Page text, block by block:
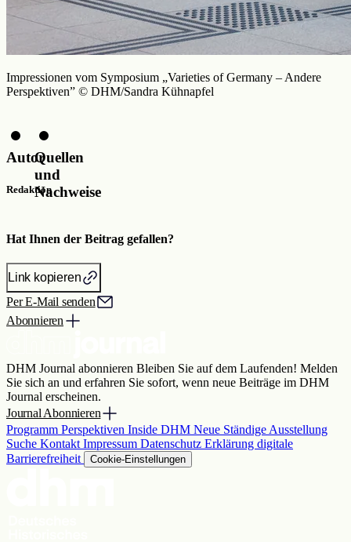
Impressionen vom Symposium „Varieties of Germany – Andere
Perspektiven” © DHM/Sandra Kühnapfel
Autor
Redaktion
Quellen
und
Nachweise
Hat Ihnen der Beitrag gefallen?
Link kopieren
Per E-Mail senden
Abonnieren
DHM Journal abonnieren Bleiben Sie auf dem Laufenden! Melden
Sie sich an und erfahren Sie sofort, wenn neue Beiträge im DHM
Journal erscheinen.
Journal Abonnieren
Programm Perspektiven Inside DHM Neue Ständige Ausstellung
Suche Kontakt Impressum Datenschutz Erklärung digitale
Barrierefreiheit
Cookie-Einstellungen